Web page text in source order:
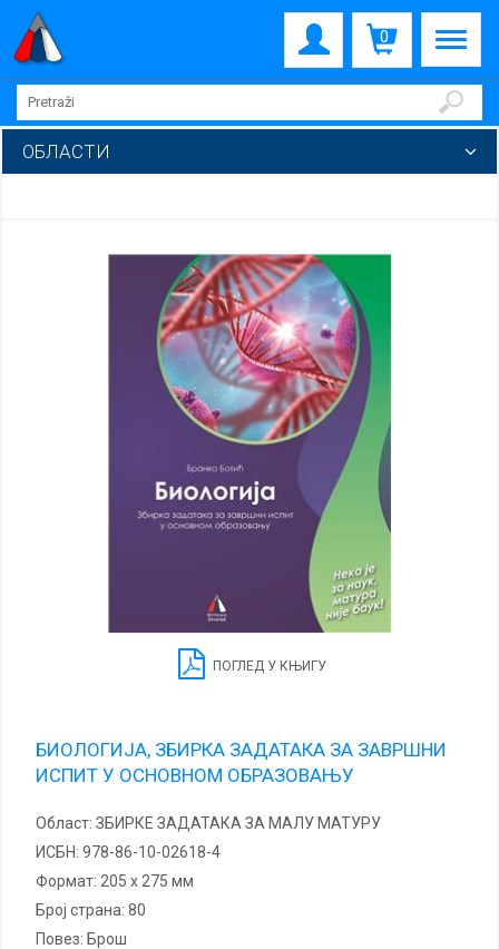
0
ОБЛАСТИ
ПОГЛЕД У КЊИГУ
БИОЛОГИЈА, ЗБИРКА ЗАДАТАКА ЗА ЗАВРШНИ
ИСПИТ У ОСНОВНОМ ОБРАЗОВАЊУ
Област: ЗБИРКЕ ЗАДАТАКА ЗА МАЛУ МАТУРУ
ИСБН: 978-86-10-02618-4
Формат: 205 x 275 мм
Број страна: 80
повез: Брош